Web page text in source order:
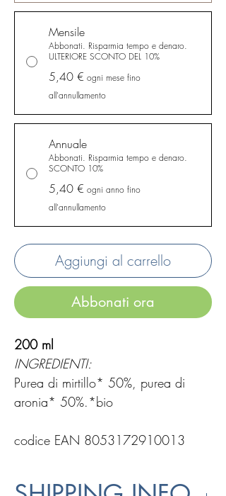
Mensile
Abbonati. Risparmia tempo e denaro.
ULTERIORE SCONTO DEL 10%
5,40 € ogni mese fino
all'annullamento
Annuale
Abbonati. Risparmia tempo e denaro.
SCONTO 10%
5,40 € ogni anno fino
all'annullamento
Aggiungi al carrello
Abbonati ora
200 ml
INGREDIENTI:
Purea di mirtillo* 50%, purea di
aronia* 50%.*bio
codice EAN 8053172910013